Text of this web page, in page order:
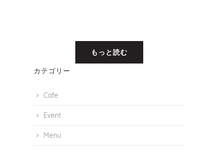
もっと読む
カテゴリー
Cafe
Event
Menu